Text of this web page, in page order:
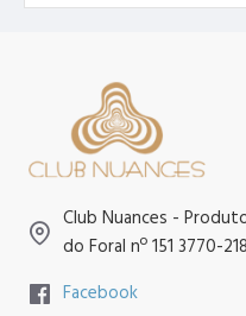
Club Nuances -
do Foral nº 151 3770-
Facebook